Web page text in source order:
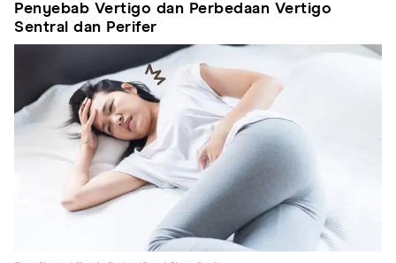
Penyebab Vertigo dan Perbedaan Vertigo
Sentral dan Perifer